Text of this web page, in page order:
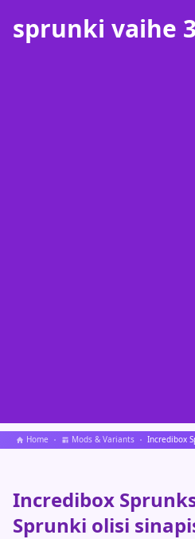
sprunki vaihe 3
Home Mods & Variants
Incredibox
Sprunki olisi